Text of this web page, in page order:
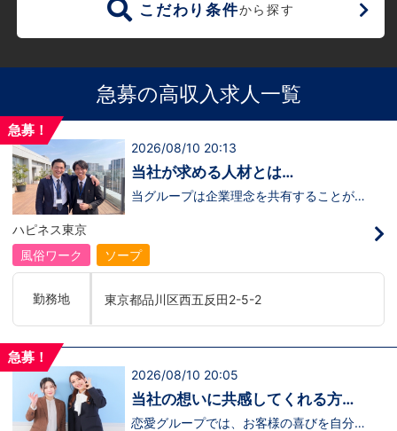
こだわり条件から探す
急募の高収入求人一覧
急募！
2026/08/10 20:13
当社が求める人材とは…
当グループは企業理念を共有することがで
ます！！』つまり…【店長/幹部】の空き
枠があるってことです。実際に働いてみ
職者になれない(´;ω;｀)なんて経験はあり
ませんか？？当グループは年功序列ではな
く実力主義です。頑張り次第でいくらでも
のある方には必要な席をしっかりご用意で
入社後、最短で8ヶ月で店長になった先輩
もいます。その先輩のあとにアナタも続き
ませんか！？勿論、男性だけではなく女性
も活躍中。ハピネスグループ初の女性店長
ハピネス東京
風俗ワーク
ソープ
勤務地 東京都品川区西五反田2-5-2
急募！
2026/08/10 20:05
当社の想いに共感してくれる方、
大募集‼
恋愛グループでは、お客様の喜びを自分自